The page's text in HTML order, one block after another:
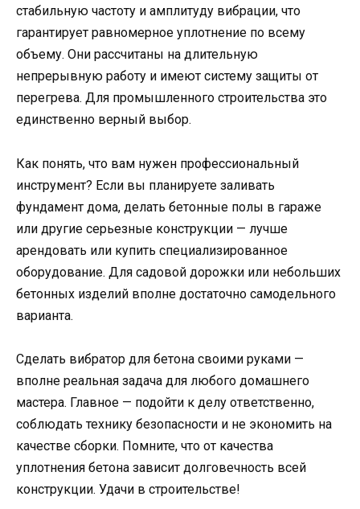
стабильную частоту и амплитуду вибрации, что
гарантирует равномерное уплотнение по всему
объему. Они рассчитаны на длительную
непрерывную работу и имеют систему защиты от
перегрева. Для промышленного строительства это
единственно верный выбор.
Как понять, что вам нужен профессиональный
инструмент? Если вы планируете заливать
фундамент дома, делать бетонные полы в гараже
или другие серьезные конструкции — лучше
арендовать или купить специализированное
оборудование. Для садовой дорожки или небольших
бетонных изделий вполне достаточно самодельного
варианта.
Сделать вибратор для бетона своими руками —
вполне реальная задача для любого домашнего
мастера. Главное — подойти к делу ответственно,
соблюдать технику безопасности и не экономить на
качестве сборки. Помните, что от качества
уплотнения бетона зависит долговечность всей
конструкции. Удачи в строительстве!